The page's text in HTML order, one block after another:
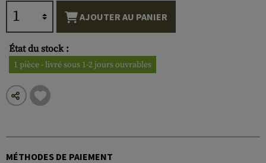
AJOUTER AU PANIER
État du stock :
1 pièce - livré sous 1-2 jours ouvrables
MÉTHODES DE PAIEMENT